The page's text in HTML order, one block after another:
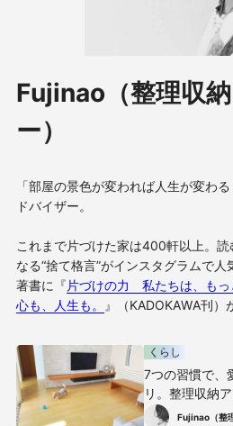
Fujinao（整理収
ー）
「部屋の景色が変われば人生が変わ
ドバイザー。
これまで片づけた家は400軒以上。読
なる“捨て格言”がインスタグラムで人
著書に『片づけの力 私たちは、もっ
心も、人生も。
』（KADOKAWA刊）
くらし
7つの習慣で、
リ。整理収納
践していること
Fujinao（整